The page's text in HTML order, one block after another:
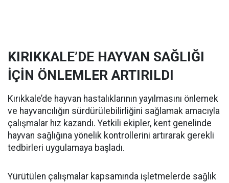
KIRIKKALE’DE HAYVAN SAĞLIĞI
İÇİN ÖNLEMLER ARTIRILDI
Kırıkkale’de hayvan hastalıklarının yayılmasını önlemek
ve hayvancılığın sürdürülebilirliğini sağlamak amacıyla
çalışmalar hız kazandı. Yetkili ekipler, kent genelinde
hayvan sağlığına yönelik kontrollerini artırarak gerekli
tedbirleri uygulamaya başladı.
Yürütülen çalışmalar kapsamında işletmelerde sağlık